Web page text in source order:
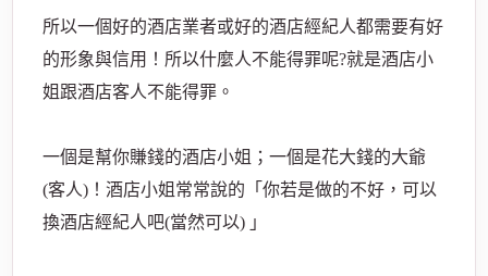
所以一個好的酒店業者或好的酒店經紀人都需要有好
的形象與信用！所以什麼人不能得罪呢?就是酒店小
姐跟酒店客人不能得罪。
一個是幫你賺錢的酒店小姐；一個是花大錢的大爺
(客人)！酒店小姐常常說的「你若是做的不好，可以
換酒店經紀人吧(當然可以) 」